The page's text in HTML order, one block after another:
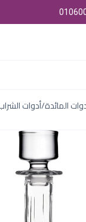
المائدة/أدوات